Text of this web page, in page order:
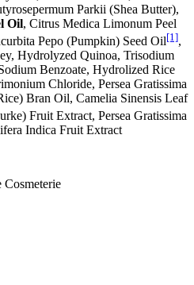
Parkii (Shea Butter),
Oil, Citrus Medica Limonum Peel
Pepo (Pumpkin) Seed Oil[1],
Hydrolyzed Quinoa, Trisodium
Benzoate, Hydrolized Rice
Chloride, Persea Gratissima
Bran Oil, Camelia Sinensis Leaf
Fruit Extract, Persea Gratissima
Indica Fruit Extract
Cosmeterie